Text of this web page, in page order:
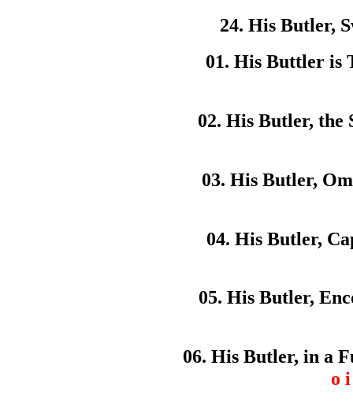
24. His Butler,
01. His Buttler is
02. His Butler, the
03. His Butler,
04. His Butler,
05. His Butler,
06. His Butler, in a
o